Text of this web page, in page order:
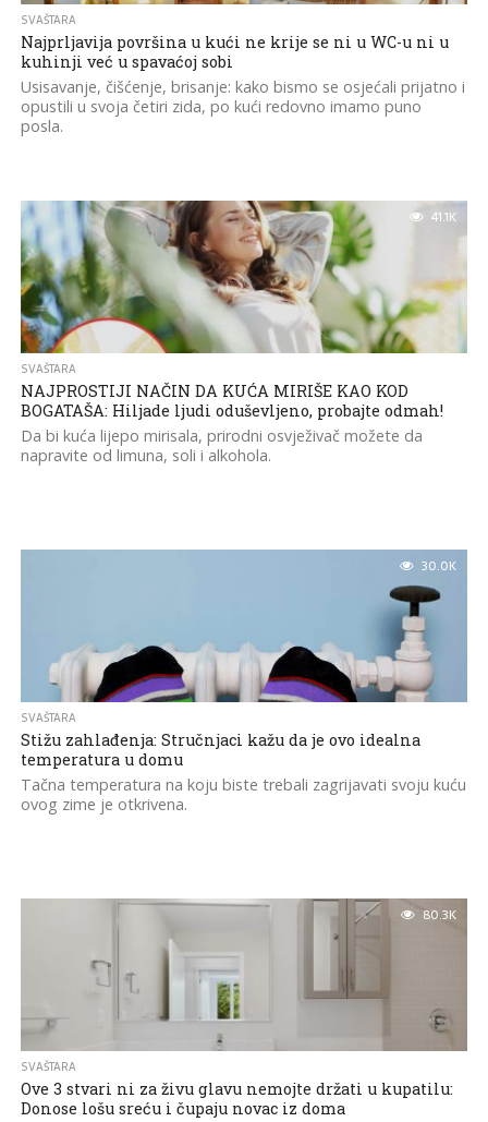
SVAŠTARA
Najprljavija površina u kući ne krije se ni u WC-u ni u
kuhinji već u spavaćoj sobi
Usisavanje, čišćenje, brisanje: kako bismo se osjećali prijatno i
opustili u svoja četiri zida, po kući redovno imamo puno
posla.
41.1K
SVAŠTARA
NAJPROSTIJI NAČIN DA KUĆA MIRIŠE KAO KOD
BOGATAŠA: Hiljade ljudi oduševljeno, probajte odmah!
Da bi kuća lijepo mirisala, prirodni osvježivač možete da
napravite od limuna, soli i alkohola.
30.0K
SVAŠTARA
Stižu zahlađenja: Stručnjaci kažu da je ovo idealna
temperatura u domu
Tačna temperatura na koju biste trebali zagrijavati svoju kuću
ovog zime je otkrivena.
80.3K
SVAŠTARA
Ove 3 stvari ni za živu glavu nemojte držati u kupatilu:
Donose lošu sreću i čupaju novac iz doma